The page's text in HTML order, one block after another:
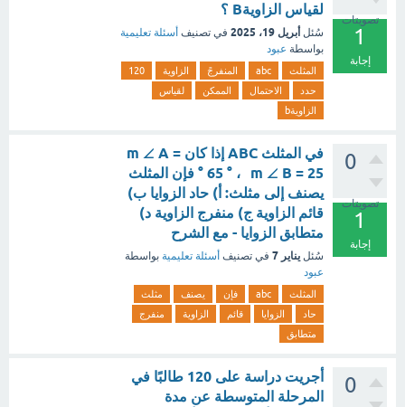
تصويتات
1
إجابة
لقياس الزاويةB ؟
سُئل أبريل 19، 2025 في تصنيف أسئلة تعليمية
بواسطة عبود
المثلث abc المنفرجً الزاوية
120
حدد
الاحتمال الممكن
لقياس
الزاويةb
0
تصويتات
1
إجابة
في المثلث ABC إذا كان m ∠ A =
65 ° ، m ∠ B = 25 ° فإن المثلث
يصنف إلى مثلث: أ) حاد الزوايا ب)
قائم الزاوية ج) منفرج الزاوية د)
متطابق الزوايا - مع الشرح
سُئل يناير 7 في تصنيف أسئلة تعليمية بواسطة
عبود
المثلث abc فإن يصنف
مثلث
حاد
الزوايا قائم الزاوية
منفرج
متطابق
0
أجريت دراسة على 120 طالبًا في
المرحلة المتوسطة عن مدة